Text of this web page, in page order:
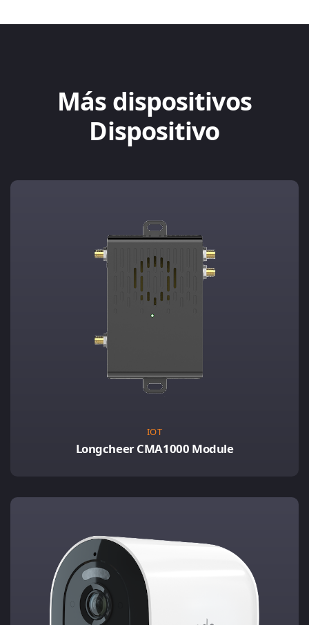
Más dispositivos
Dispositivo
IOT
Longcheer CMA1000 Module